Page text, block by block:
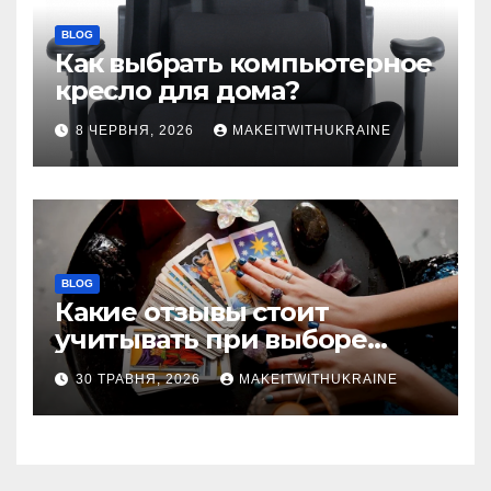
BLOG
Как выбрать компьютерное
кресло для дома?
8 ЧЕРВНЯ, 2026 MAKEITWITHUKRAINE
BLOG
Какие отзывы стоит
учитывать при выборе
гадалки в Казахстане?
30 ТРАВНЯ, 2026 MAKEITWITHUKRAINE